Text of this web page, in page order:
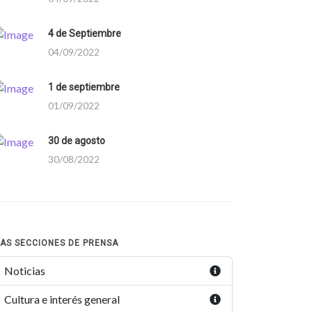
4 de Septiembre
04/09/2022
1 de septiembre
01/09/2022
30 de agosto
30/08/2022
SECCIONES DE PRENSA
Noticias
Cultura e interés general